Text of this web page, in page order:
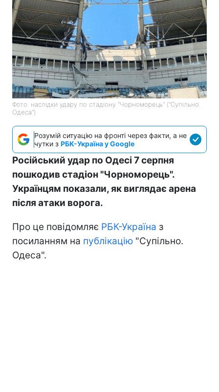
Фото: наслідки удару по стадіону "Чорноморець" ("Супільно.
Одеса")
Розумій ситуацію на фронті через факти, а не
чутки з РБК-Україна у Google
Російський удар по Одесі 7 серпня
пошкодив стадіон "Чорноморець".
Українцям показали, як виглядає арена
після атаки ворога.
Про це повідомляє РБК-Україна з
посиланням на публікацію "Супільно.
Одеса".